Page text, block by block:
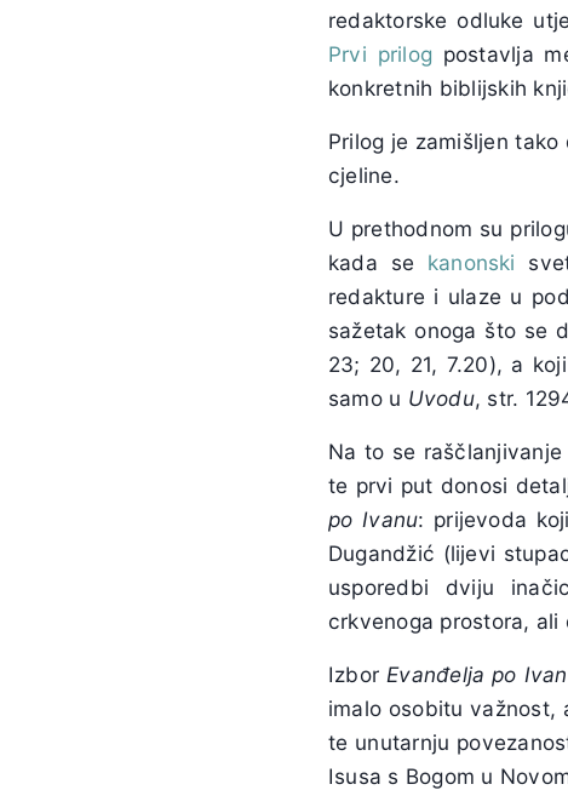
redaktorske odluke
Prvi prilog postavlja
konkretnih biblijskih
Prilog je zamišljen
cjeline.
U prethodnom su
kada se kanonski
redakture i ulaze u
sažetak onoga što se
23; 20, 21, 7.20), a
samo u Uvodu, str.
Na to se
te prvi put donosi
po Ivanu: prijevoda
Dugandžić (lijevi
usporedbi dviju
crkvenoga prostora,
Izbor Evanđelja po
imalo osobitu važnost,
te unutarnju
Isusa s Bogom u